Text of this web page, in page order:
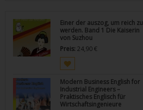
Einer der auszog, um reich zu
werden. Band 1 Die Kaiserin
von Suzhou
Preis: 24,90€
Modern Business English for
Industrial Engineers –
Praktisches Englisch für
Wirtschaftsingenieure